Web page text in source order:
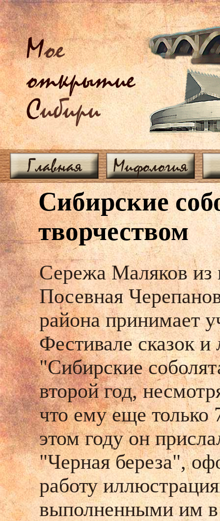
Мое
открытие
Сибири
Главная Мифология
Сибирские
творчеством
Сережа Маляков из
Посевная
района принимает
Фестивале сказок и
"Сибирские
второй год,
что ему еще только
этом году он
"Черная береза",
работу
выполненными им